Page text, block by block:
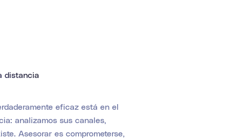
distancia
eficaz está en el
analizamos sus canales,
Asesorar es comprometerse,